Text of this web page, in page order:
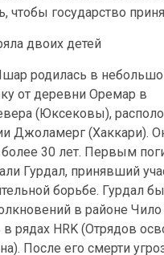
чтобы государство
двоих детей
родилась в
от деревни Оремар в
(Юксековы),
Джоламерг (Хаккари).
30 лет. Первым
Гурдал, принявший
борьбе. Гурдал
в районе Чило
в рядах HRK (Отрядов
После его смерти